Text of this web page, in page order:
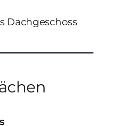
Dachgeschoss